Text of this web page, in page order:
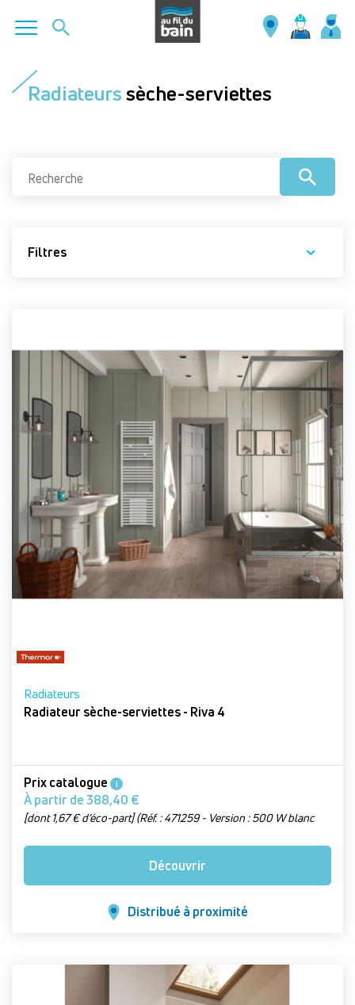
contenuRadiateurssèche-serviettes
Filtres
Radiateurs
Radiateur sèche-serviettes - Riva 4
Prix catalogue i
À partir de 388,40 €
[dont 1,67 € d’éco-part] (Réf. : 471259 - Version : 500 W blanc
Découvrir
Distribué à proximité